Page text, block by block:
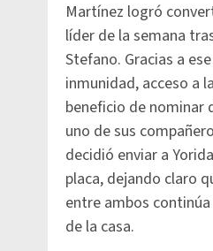
Martínez logró
líder de la semana
Stefano. Gracias a
inmunidad, acceso a
beneficio de nominar
uno de sus
decidió enviar a
placa, dejando claro
entre ambos
de la casa.